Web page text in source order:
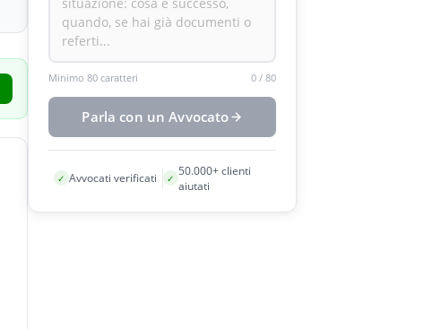
Minimo 80 caratteri 0 / 80
Parla con un Avvocato
✓ Avvocati verificati ✓ 50.000+ clienti
aiutati